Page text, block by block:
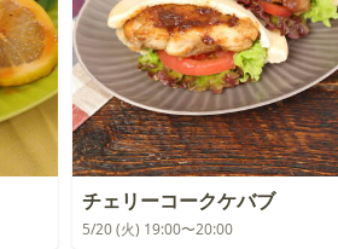
チェリーコークケバブ
5/20 (火) 19:00〜20:00